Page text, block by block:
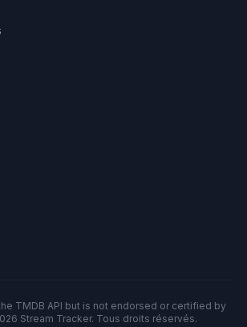
TMDB API but is not endorsed or certified by
Stream Tracker. Tous droits réservés.